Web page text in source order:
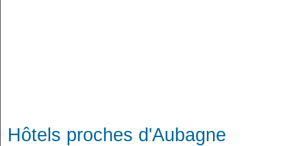
Hôtels proches d'Aubagne